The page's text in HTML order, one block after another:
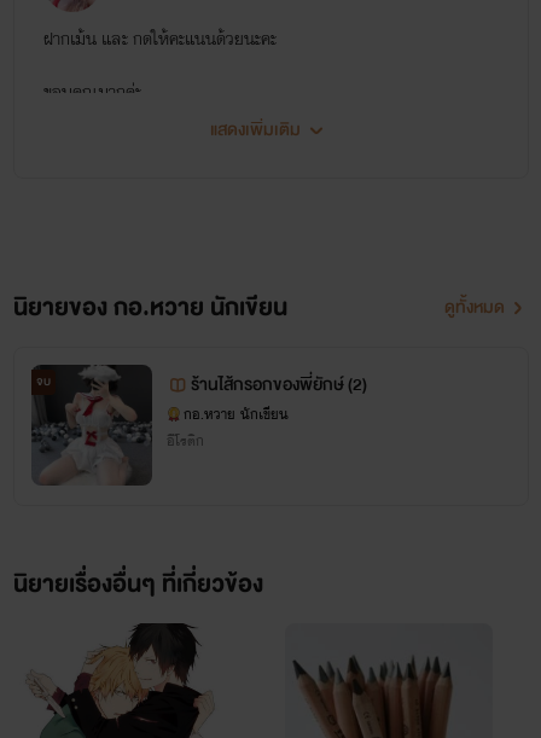
ฝากเม้น และ กดให้คะแนนด้วยนะคะ
ขอบคุณมากค่ะ
แสดงเพิ่มเติม
นิยายของ กอ.หวาย นักเขียน ดูทั้งหมด
จบ ร้านไส้กรอกของพี่ยักษ์ (2)
กอ.หวาย นักเขียน
อีโรติก
นิยายเรื่องอื่นๆ ที่เกี่ยวข้อง